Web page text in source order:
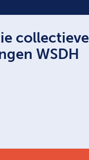
collectieve
WSDH